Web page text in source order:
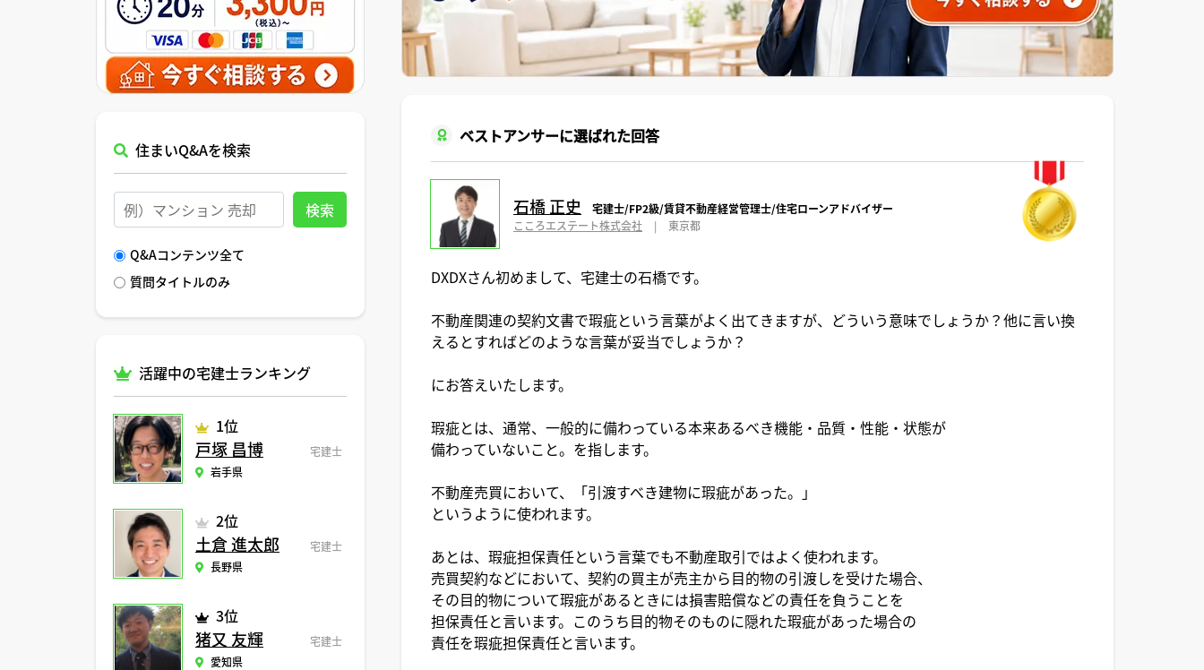
住まいQ&Aを検索
Q&Aコンテンツ全て
質問タイトルのみ
活躍中の宅建士ランキング
1位
戸塚 昌博
宅建士
岩手県
2位
土倉 進太郎
宅建士
長野県
3位
猪又 友輝
宅建士
愛知県
ベストアンサーに選ばれた回答
石橋 正史
宅建士/FP2級/賃貸不動産経営管理士/住宅ローンアドバイザー
こころエステート株式会社
| 東京都
DXDXさん初めまして、宅建士の石橋です。
不動産関連の契約文書で瑕疵という言葉がよく出てきますが、どういう意味でしょうか？他に言い換
えるとすればどのような言葉が妥当でしょうか？
にお答えいたします。
瑕疵とは、通常、一般的に備わっている本来あるべき機能・品質・性能・状態が
備わっていないこと。を指します。
不動産売買において、「引渡すべき建物に瑕疵があった。」
というように使われます。
あとは、瑕疵担保責任という言葉でも不動産取引ではよく使われます。
売買契約などにおいて、契約の買主が売主から目的物の引渡しを受けた場合、
その目的物について瑕疵があるときには損害賠償などの責任を負うことを
担保責任と言います。このうち目的物そのものに隠れた瑕疵があった場合の
責任を瑕疵担保責任と言います。